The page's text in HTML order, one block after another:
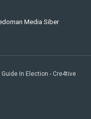
Media Siber
Guide In Election - Cre4tive